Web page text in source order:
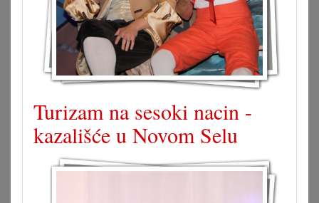
Turizam na sesoki nacin -
kazališće u Novom Selu